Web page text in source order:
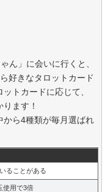
ん」に会いに行くと、
好きなタロットカード
トカードに応じて、
ます！
から4種類が毎月選ばれ
ることがある
用で3倍